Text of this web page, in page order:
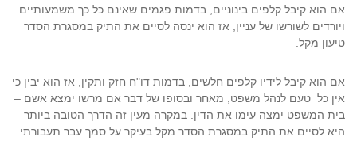
אם הוא קיבל קלפים בינוניים, בדמות פגמים שאינם כל כך משמעותיים
ויורדים לשורשו של עניין, אז הוא ינסה לסיים את התיק במסגרת הסדר
טיעון מקל.
אם הוא קיבל לידיו קלפים חלשים, בדמות דו"ח חזק ותקין, אז הוא יבין כי
אין כל טעם לנהל משפט, מאחר ובסופו של דבר אם מרשו ימצא אשם –
בית המשפט ימצה עימו את הדין. במקרה מעין זה הדרך הטובה ביותר
היא לסיים את התיק במסגרת הסדר מקל בעיקר על סמך עבר תעבורתי